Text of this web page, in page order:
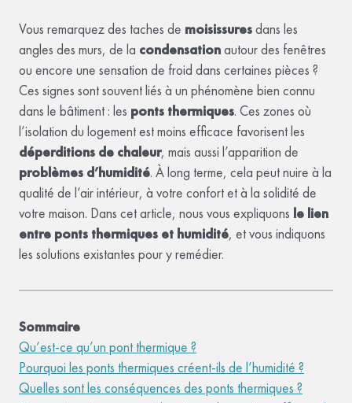
Vous remarquez des taches de moisissuresdans les
angles des murs, de la condensationautour des fenêtres
ou encore une sensation de froid dans certaines pièces ?
Ces signes sont souvent liés à un phénomène bien connu
dans le bâtiment : les ponts thermiques. Ces zones où
l’isolation du logement est moins efficace favorisent les
déperditions de chaleur, mais aussi l’apparition de
problèmes d’humidité. À long terme, cela peut nuire à la
qualité de l’air intérieur, à votre confort et à la solidité de
votre maison. Dans cet article, nous vous expliquons le lien
entre ponts thermiques et humidité, et vous indiquons
les solutions existantes pour y remédier.
Sommaire
Qu’est-ce qu’un pont thermique ?
Pourquoi les ponts thermiques créent-ils de l’humidité ?
Quelles sont les conséquences des ponts thermiques ?